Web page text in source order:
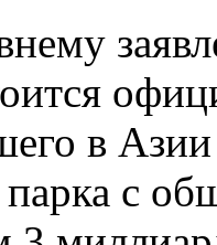
в Азии
парка с